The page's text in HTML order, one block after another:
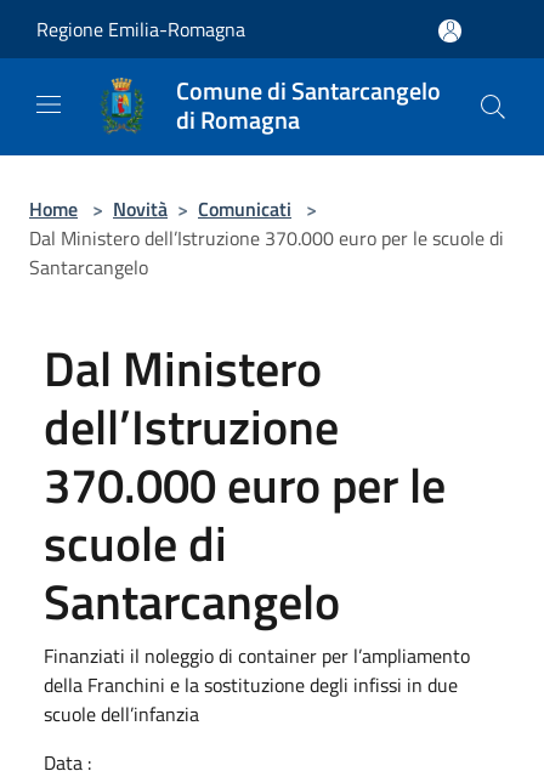
Regione Emilia-Romagna
Comune di Santarcangelo
di Romagna
Home > Novità > Comunicati >
Dal Ministero dell’Istruzione 370.000 euro per le scuole di
Santarcangelo
Dal Ministero
dell’Istruzione
370.000 euro per le
scuole di
Santarcangelo
Finanziati il noleggio di container per l’ampliamento
della Franchini e la sostituzione degli infissi in due
scuole dell’infanzia
Data :